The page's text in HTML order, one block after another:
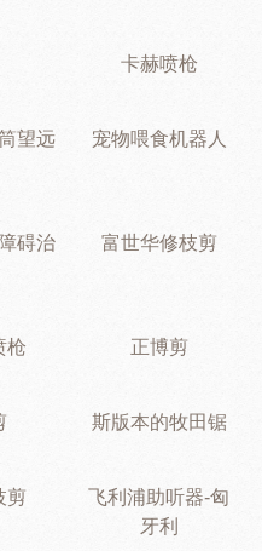
卡赫喷枪
望远
宠物喂食机器人
碍治
富世华修枝剪
枪 正博剪
斯版本的牧田锯
剪
飞利浦助听器-匈
牙利